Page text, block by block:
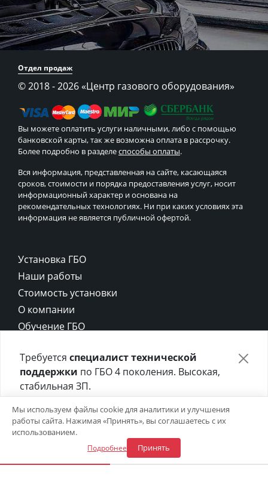
Отдел продаж
© 2018 - 2026 «Центр газового оборудования»
Вы можете оплатить услуги наличными, либо с помощью
банковской карты, так же возможна оплата в рассрочку.
Более подробно в разделеспособы оплаты.
Вся информация, представленная на сайте, касающаяся
сроков, стоимости и порядка предоставления услуг, носит
информационный характер и основана на
рекомендательных технологиях. Ни при каких условиях эта
информация не является публичной офертой.
Установка ГБО
Наши работы
Стоимость установки
О компании
Обучение ГБО
Карта сайта
Политика конфиденциальности
Политика cookie
Мы используем файлы cookie для аналитики и улучшения
работы сайта. Нажимая «Принять», вы соглашаетесь с их
использованием.
Подробнее Принять
Требуется специалист технической
поддержки по ГБО 4 поколения. Высокая,
стабильная ЗП.
Отправьте своё резюме в форме ниже 👇
Откликнуться на вакансию